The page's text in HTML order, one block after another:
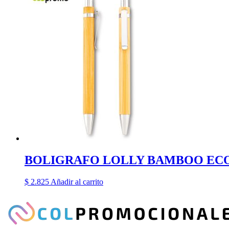
BOLIGRAFO LOLLY BAMBOO
$ 2.825 Añadir al carrito